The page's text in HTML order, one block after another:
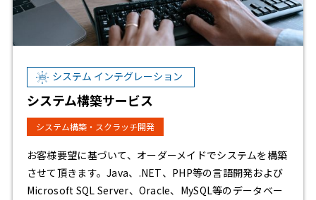
システム インテグレーション
システム構築サービス
システム構築・スクラッチ開発
お客様要望に基づいて、オーダーメイドでシステムを構築
させて頂きます。Java、.NET、PHP等の言語開発および
Microsoft SQL Server、Oracle、MySQL等のデータベー